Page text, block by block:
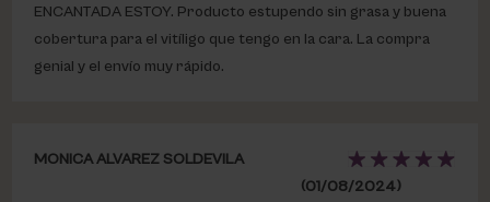
ENCANTADA ESTOY. Producto estupendo sin grasa y buena
cobertura para el vitíligo que tengo en la cara. La compra
genial y el envío muy rápido.
MONICA ALVAREZ SOLDEVILA
(01/08/2024)